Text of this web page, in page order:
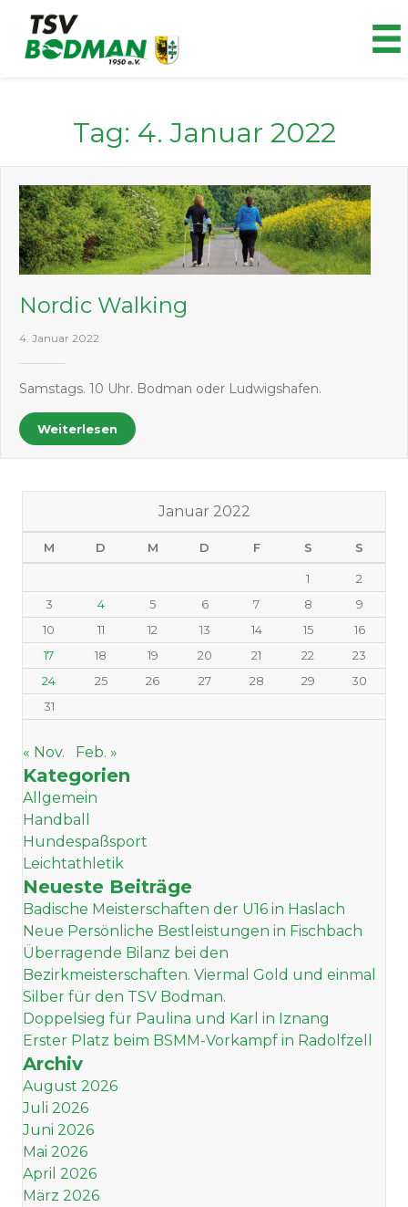
Inhalt
springen
Tag: 4. Januar 2022
Nordic Walking
4. Januar 2022
Samstags. 10 Uhr. Bodman oder Ludwigshafen.
Weiterlesen
Januar 2022
M D M D F S S
1
2
3
4 5 6 7 8
9
10
11 12 13 14 15
16
17
18 19 20 21 22
23
24
25 26 27 28 29
30
31
« Nov. Feb. »
Kategorien
Allgemein
Handball
Hundespaßsport
Leichtathletik
Neueste Beiträge
Badische Meisterschaften der U16 in Haslach
Neue Persönliche Bestleistungen in Fischbach
Überragende Bilanz bei den
Bezirkmeisterschaften. Viermal Gold und einmal
Silber für den TSV Bodman.
Doppelsieg für Paulina und Karl in Iznang
Erster Platz beim BSMM-Vorkampf in Radolfzell
Archiv
August 2026
Juli 2026
Juni 2026
Mai 2026
April 2026
März 2026